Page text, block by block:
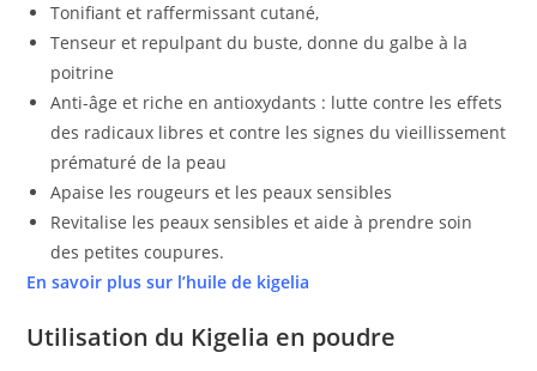
Tonifiant et raffermissant cutané,
Tenseur et repulpant du buste, donne du galbe à la
poitrine
Anti-âge et riche en antioxydants : lutte contre les effets
des radicaux libres et contre les signes du vieillissement
prématuré de la peau
Apaise les rougeurs et les peaux sensibles
Revitalise les peaux sensibles et aide à prendre soin
des petites coupures.
En savoir plus sur l’huile de kigelia
Utilisation du Kigelia en poudre